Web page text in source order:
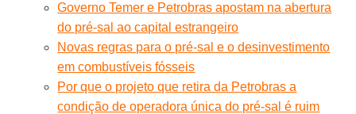
Governo Temer e Petrobras apostam na abertura
do pré-sal ao capital estrangeiro
Novas regras para o pré-sal e o desinvestimento
em combustíveis fósseis
Por que o projeto que retira da Petrobras a
condição de operadora única do pré-sal é ruim